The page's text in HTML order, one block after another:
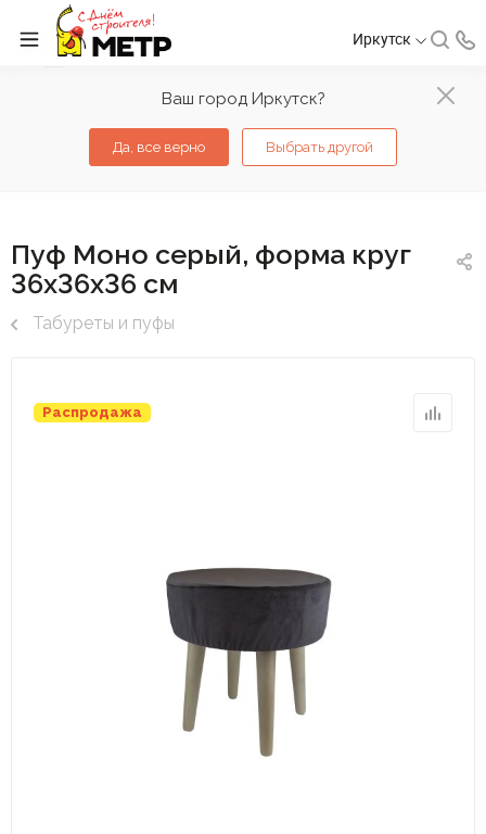
Ваш город Иркутск?
Да, все верно Выбрать другой
Иркутск
Пуф Моно серый, форма круг
36х36х36 см
Табуреты и пуфы
Распродажа